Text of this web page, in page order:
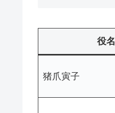
役名
猪爪寅子